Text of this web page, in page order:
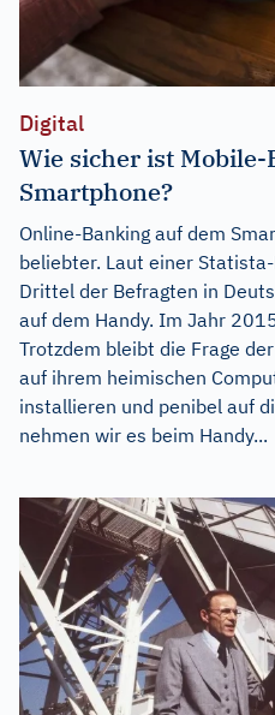
Digital
Wie sicher ist
Smartphone?
Online-Banking auf dem
beliebter. Laut einer
Drittel der Befragten in
auf dem Handy. Im Jahr
Trotzdem bleibt die Frage
auf ihrem heimischen
installieren und penibel auf
nehmen wir es beim Handy...